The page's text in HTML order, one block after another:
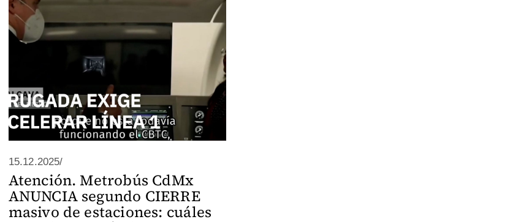
15.12.2025/
Atención. Metrobús CdMx
ANUNCIA segundo CIERRE
masivo de estaciones: cuáles